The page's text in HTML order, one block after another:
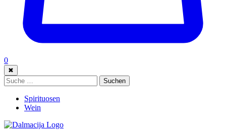
0
✖
Suche: Suchen
Spirituosen
Wein